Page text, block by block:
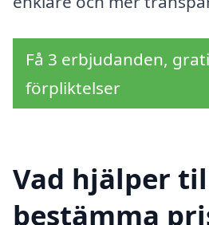
Få 3 erbjudanden,
förpliktelser
Vad hjälper
bestämma